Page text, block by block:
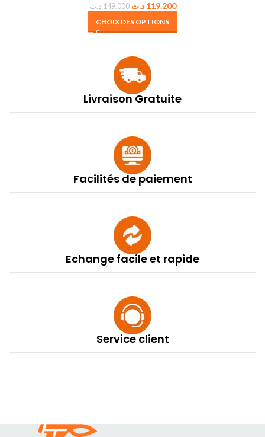
149.000د.ت 119.200 د.ت
CHOIX DES OPTIONS
Livraison Gratuite
Facilités de paiement
Echange facile et rapide
Service client